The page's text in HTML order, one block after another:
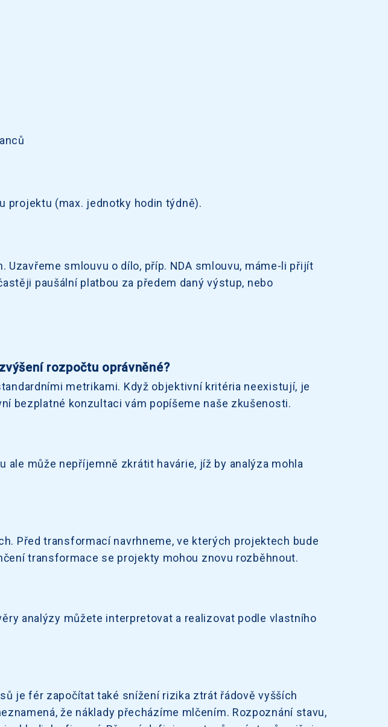
projektu (max. jednotky hodin týdně).
smlouvu o dílo, příp. NDA smlouvu, máme-li přijít
paušální platbou za předem daný výstup, nebo
rozpočtu oprávněné?
metrikami. Když objektivní kritéria neexistují, je
bezplatné konzultaci vám popíšeme naše zkušenosti.
ale může nepříjemně zkrátit havárie, jíž by analýza mohla
Před transformací navrhneme, ve kterých projektech bude
transformace se projekty mohou znovu rozběhnout.
analýzy můžete interpretovat a realizovat podle vlastního
je fér započítat také snížení rizika ztrát řádově vyšších
že náklady přecházíme mlčením. Rozpoznání stavu,